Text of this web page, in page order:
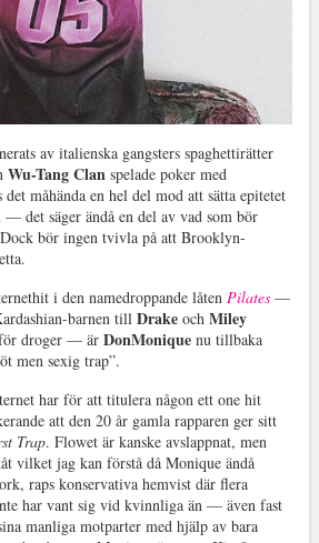
av italienska gangsters spaghettirätter
Wu-Tang Clanspelade poker med
måhända en hel del mod att sätta epitetet
det säger ändå en del av vad som bör
bör ingen tvivla på att Brooklyn-
i den namedroppande låten Pilates—
barnen till Drakeoch Miley
droger — är DonMoniquenu tillbaka
men sexig trap”.
har för att titulera någon ett one hit
att den 20 år gamla rapparen ger sitt
Trap. Flowet är kanske avslappnat, men
vilket jag kan förstå då Monique ändå
raps konservativa hemvist där flera
har vant sig vid kvinnliga än — även fast
manliga motparter med hjälp av bara